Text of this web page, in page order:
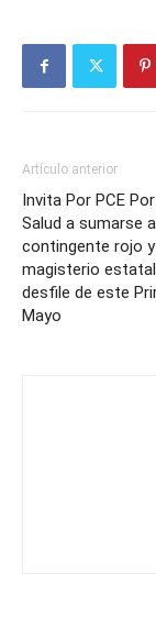
Artículo anterior
Invita Por PCE
Salud a sumarse
contingente rojo
magisterio
desfile de este
Mayo